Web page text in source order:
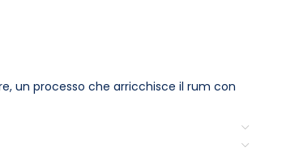
un processo che arricchisce il rum con